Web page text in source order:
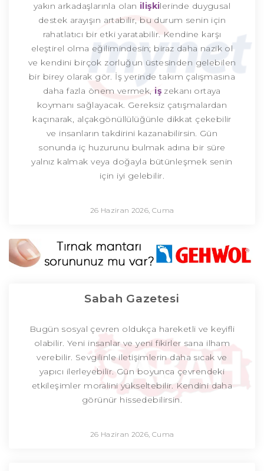
yakın arkadaşlarınla olan ilişkilerinde duygusal
destek arayışın artabilir, bu durum senin için
rahatlatıcı bir etki yaratabilir. Kendine karşı
eleştirel olma eğilimindesin; biraz daha nazik ol
ve kendini birçok zorluğun üstesinden gelebilen
bir birey olarak gör. İş yerinde takım çalışmasına
daha fazla önem vermek, iş zekanı ortaya
koymanı sağlayacak. Gereksiz çatışmalardan
kaçınarak, alçakgönüllülüğünle dikkat çekebilir
ve insanların takdirini kazanabilirsin. Gün
sonunda iç huzurunu bulmak adına bir süre
yalnız kalmak veya doğayla bütünleşmek senin
için iyi gelebilir.
26 Haziran 2026, Cuma
Sabah Gazetesi
Bugün sosyal çevren oldukça hareketli ve keyifli
olabilir. Yeni insanlar ve yeni fikirler sana ilham
verebilir. Sevgilinle iletişimlerin daha sıcak ve
yapıcı ilerleyebilir. Gün boyunca çevrendeki
etkileşimler moralini yükseltebilir. Kendini daha
görünür hissedebilirsin.
26 Haziran 2026, Cuma